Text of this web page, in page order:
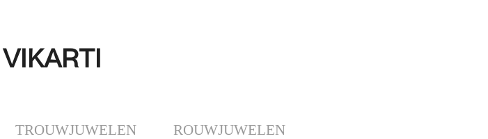
VIKARTI
TROUWJUWELEN
ROUWJUWELEN